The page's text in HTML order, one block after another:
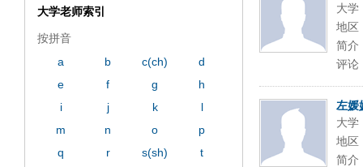
大学
地区
简介
评论
左媛
大学
地区
简介
大学老师索引
按拼音
a
b c(ch)
d
e
f g
h
i
j k
l
m
n o
p
q
r s(sh)
t